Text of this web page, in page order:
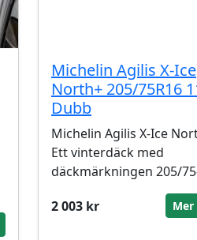
Michelin Agilis X-Ice
North+ 205/75R16
Dubb
Michelin Agilis X-Ice
Ett vinterdäck med
däckmärkningen 205/
2 003 kr